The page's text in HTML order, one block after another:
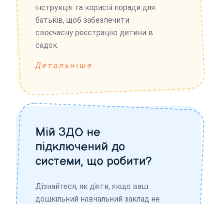
інструкція та корисні поради для
батьків, щоб забезпечити
своєчасну реєстрацію дитини в
садок.
Детальніше
Мій ЗДО не
підключений до
системи, що робити?
Дізнайтеся, як діяти, якщо ваш
дошкільний навчальний заклад не